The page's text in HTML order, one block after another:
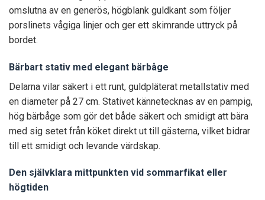
omslutna av en generös, högblank guldkant som följer
porslinets vågiga linjer och ger ett skimrande uttryck på
bordet.
Bärbart stativ med elegant bärbåge
Delarna vilar säkert i ett runt, guldpläterat metallstativ med
en diameter på 27 cm. Stativet kännetecknas av en pampig,
hög bärbåge som gör det både säkert och smidigt att bära
med sig setet från köket direkt ut till gästerna, vilket bidrar
till ett smidigt och levande värdskap.
Den självklara mittpunkten vid sommarfikat eller
högtiden